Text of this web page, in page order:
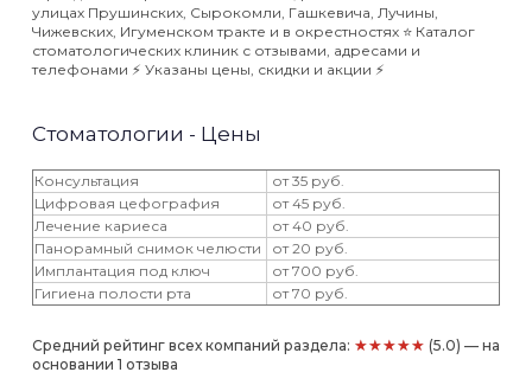
улицах Прушинских, Сырокомли, Гашкевича, Лучины,
Чижевских, Игуменском тракте и в окрестностях ⭐️ Каталог
стоматологических клиник с отзывами, адресами и
телефонами ⚡️ Указаны цены, скидки и акции ⚡️
Стоматологии - Цены
Консультация
от 35 руб.
Цифровая цефография
от 45 руб.
Лечение кариеса
от 40 руб.
Панорамный снимок челюсти
от 20 руб.
Имплантация под ключ
от 700 руб.
Гигиена полости рта
от 70 руб.
Средний рейтинг всех компаний раздела: ★★★★★ (5.0) — на
основании 1 отзыва